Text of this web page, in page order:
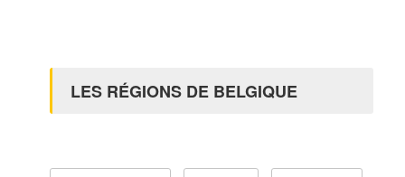
LES RÉGIONS DE BELGIQUE